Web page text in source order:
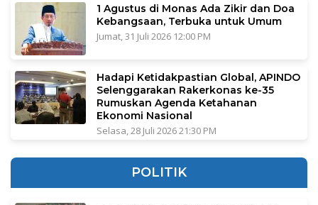
1 Agustus di Monas Ada Zikir dan Doa
Kebangsaan, Terbuka untuk Umum
Jumat, 31 Juli 2026 12:00 PM
Hadapi Ketidakpastian Global, APINDO
Selenggarakan Rakerkonas ke-35
Rumuskan Agenda Ketahanan
Ekonomi Nasional
Selasa, 28 Juli 2026 21:30 PM
POLITIK